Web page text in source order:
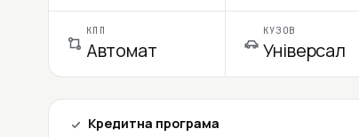
КПП
Автомат
КУЗОВ
Універсал
Кредитна програма